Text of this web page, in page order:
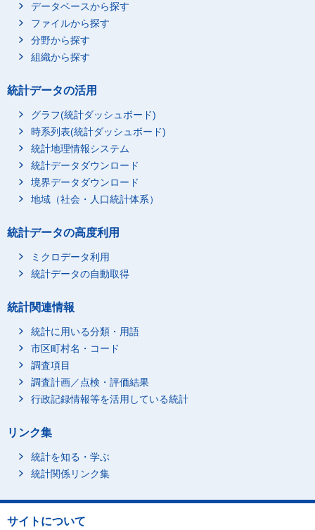
データベースから探す
ファイルから探す
分野から探す
組織から探す
統計データの活用
グラフ(統計ダッシュボード)
時系列表(統計ダッシュボード)
統計地理情報システム
統計データダウンロード
境界データダウンロード
地域（社会・人口統計体系）
統計データの高度利用
ミクロデータ利用
統計データの自動取得
統計関連情報
統計に用いる分類・用語
市区町村名・コード
調査項目
調査計画／点検・評価結果
行政記録情報等を活用している統計
リンク集
統計を知る・学ぶ
統計関係リンク集
サイトについて